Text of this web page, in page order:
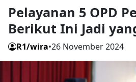
Pelayanan 5 OPD
Berikut Ini Jadi
R1/wira•26 November 2024